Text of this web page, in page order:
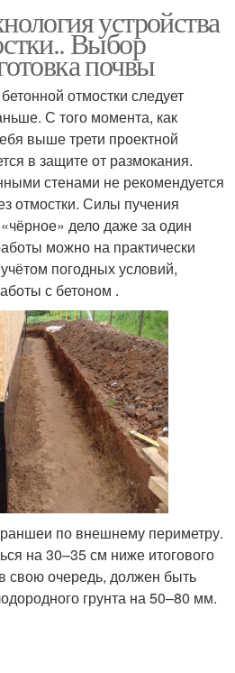
устройства
Выбор
почвы
отмостки следует
С того момента, как
выше трети проектной
в защите от размокания.
стенами не рекомендуется
отмостки. Силы пучения
дело даже за один
можно на практически
погодных условий,
с бетоном .
по внешнему периметру.
на 30–35 см ниже итогового
свою очередь, должен быть
грунта на 50–80 мм.